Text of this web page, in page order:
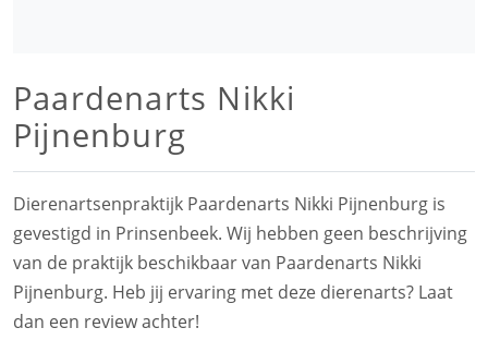
Paardenarts Nikki
Pijnenburg
Dierenartsenpraktijk Paardenarts Nikki Pijnenburg is
gevestigd in Prinsenbeek. Wij hebben geen beschrijving
van de praktijk beschikbaar van Paardenarts Nikki
Pijnenburg. Heb jij ervaring met deze dierenarts? Laat
dan een review achter!